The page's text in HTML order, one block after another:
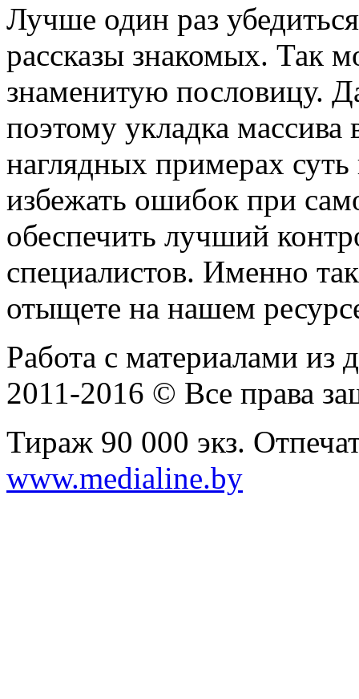
Лучше один раз
рассказы знакомых. Так
знаменитую пословицу.
поэтому укладка
наглядных примерах
избежать ошибок при
обеспечить лучший
специалистов. Именно
отыщете на нашем
Работа с материалами из
2011-2016 © Все права
Тираж 90 000 экз.
www.medialine.by